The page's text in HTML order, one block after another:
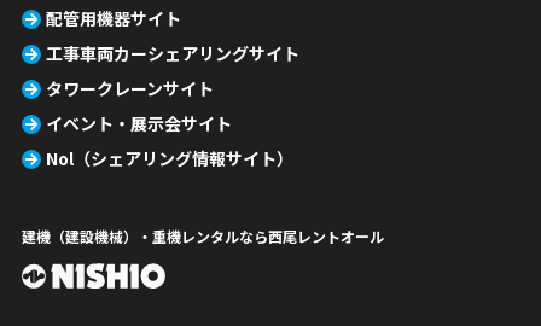
配管用機器サイト
工事車両カーシェアリングサイト
タワークレーンサイト
イベント・展示会サイト
Nol（シェアリング情報サイト）
建機（建設機械）・重機レンタルなら西尾レントオール